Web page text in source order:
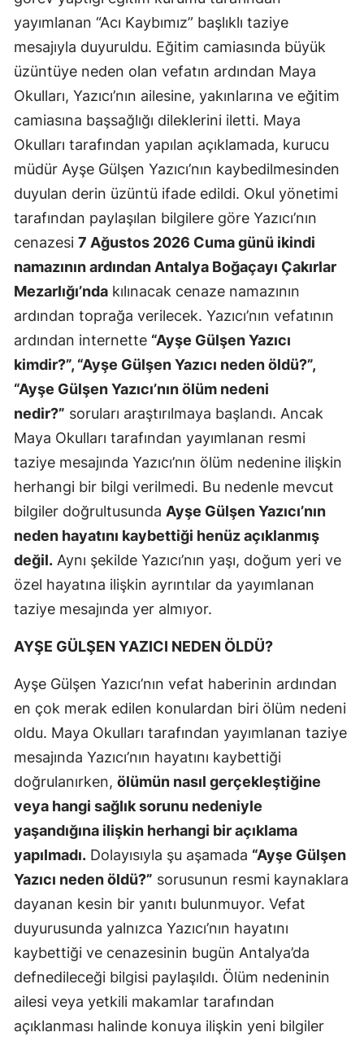
yayımlanan “Acı Kaybımız” başlıklı taziye
mesajıyla duyuruldu. Eğitim camiasında büyük
üzüntüye neden olan vefatın ardından Maya
Okulları, Yazıcı’nın ailesine, yakınlarına ve eğitim
camiasına başsağlığı dileklerini iletti. Maya
Okulları tarafından yapılan açıklamada, kurucu
müdür Ayşe Gülşen Yazıcı’nın kaybedilmesinden
duyulan derin üzüntü ifade edildi. Okul yönetimi
tarafından paylaşılan bilgilere göre Yazıcı’nın
cenazesi 7 Ağustos 2026 Cuma günü ikindi
namazının ardından Antalya Boğaçayı Çakırlar
Mezarlığı’nda kılınacak cenaze namazının
ardından toprağa verilecek. Yazıcı’nın vefatının
ardından internette “Ayşe Gülşen Yazıcı
kimdir?”, “Ayşe Gülşen Yazıcı neden öldü?”,
“Ayşe Gülşen Yazıcı’nın ölüm nedeni
nedir?” soruları araştırılmaya başlandı. Ancak
Maya Okulları tarafından yayımlanan resmi
taziye mesajında Yazıcı’nın ölüm nedenine ilişkin
herhangi bir bilgi verilmedi. Bu nedenle mevcut
bilgiler doğrultusunda Ayşe Gülşen Yazıcı’nın
neden hayatını kaybettiği henüz açıklanmış
değil. Aynı şekilde Yazıcı’nın yaşı, doğum yeri ve
özel hayatına ilişkin ayrıntılar da yayımlanan
taziye mesajında yer almıyor.
AYŞE GÜLŞEN YAZICI NEDEN ÖLDÜ?
Ayşe Gülşen Yazıcı’nın vefat haberinin ardından
en çok merak edilen konulardan biri ölüm nedeni
oldu. Maya Okulları tarafından yayımlanan taziye
mesajında Yazıcı’nın hayatını kaybettiği
doğrulanırken, ölümün nasıl gerçekleştiğine
veya hangi sağlık sorunu nedeniyle
yaşandığına ilişkin herhangi bir açıklama
yapılmadı. Dolayısıyla şu aşamada “Ayşe Gülşen
Yazıcı neden öldü?” sorusunun resmi kaynaklara
dayanan kesin bir yanıtı bulunmuyor. Vefat
duyurusunda yalnızca Yazıcı’nın hayatını
kaybettiği ve cenazesinin bugün Antalya’da
defnedileceği bilgisi paylaşıldı. Ölüm nedeninin
ailesi veya yetkili makamlar tarafından
açıklanması halinde konuya ilişkin yeni bilgiler